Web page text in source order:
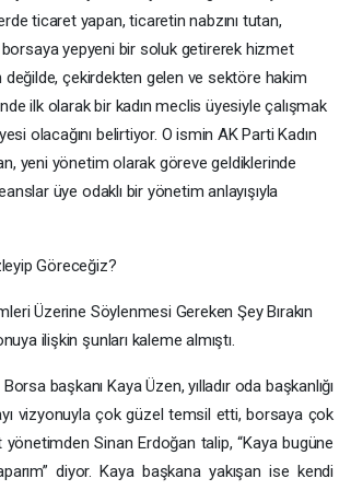
ticaret yapan, ticaretin nabzını tutan,
borsaya yepyeni bir soluk getirerek hizmet
çekirdekten gelen ve sektöre hakim
ilk olarak bir kadın meclis üyesiyle çalışmak
olacağını belirtiyor. O ismin AK Parti Kadın
yeni yönetim olarak göreve geldiklerinde
üye odaklı bir yönetim anlayışıyla
Göreceğiz?
Üzerine Söylenmesi Gereken Şey Bırakın
ilişkin şunları kaleme almıştı.
başkanı Kaya Üzen, yılladır oda başkanlığı
vizyonuyla çok güzel temsil etti, borsaya çok
Sinan Erdoğan talip, “Kaya bugüne
diyor. Kaya başkana yakışan ise kendi